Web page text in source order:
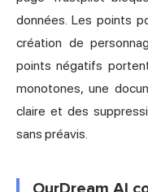
données. Les points
création de
points négatifs
monotones, une
claire et des
sans préavis.